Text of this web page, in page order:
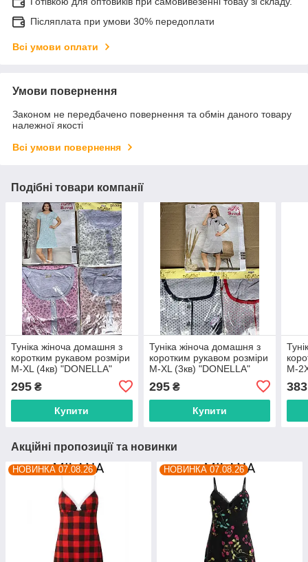
Післяплата при умови 30% передоплати
Всі умови оплати
Умови повернення
Законом не передбачено повернення та обмін даного товару
належної якості
Всі умови повернення
Подібні товари компанії
Туніка жіноча домашня з
коротким рукавом розміри
M-XL (4кв) "DONELLA"
постачальника
295 ₴
Купити
Туніка жіноча домашня з
коротким рукавом розміри
M-XL (3кв) "DONELLA"
постачальника
295₴
Купити
M-
383
Акційні пропозиції та новинки
НОВИНКА 07.08.26 НОВИНКА 07.08.26